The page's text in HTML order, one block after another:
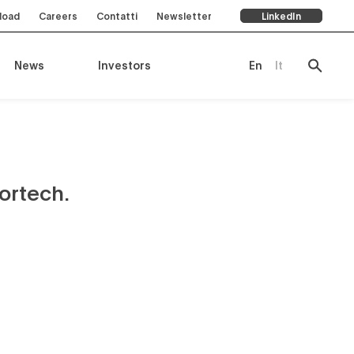
Careers Contatti Newsletter LinkedIn
News Investors En It